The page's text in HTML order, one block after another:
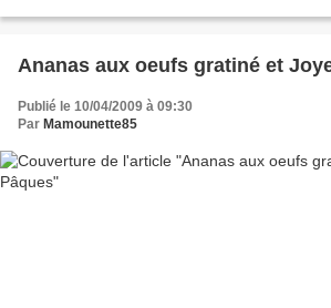
Ananas aux oeufs gratiné et
Publié le 10/04/2009 à 09:30
Par Mamounette85